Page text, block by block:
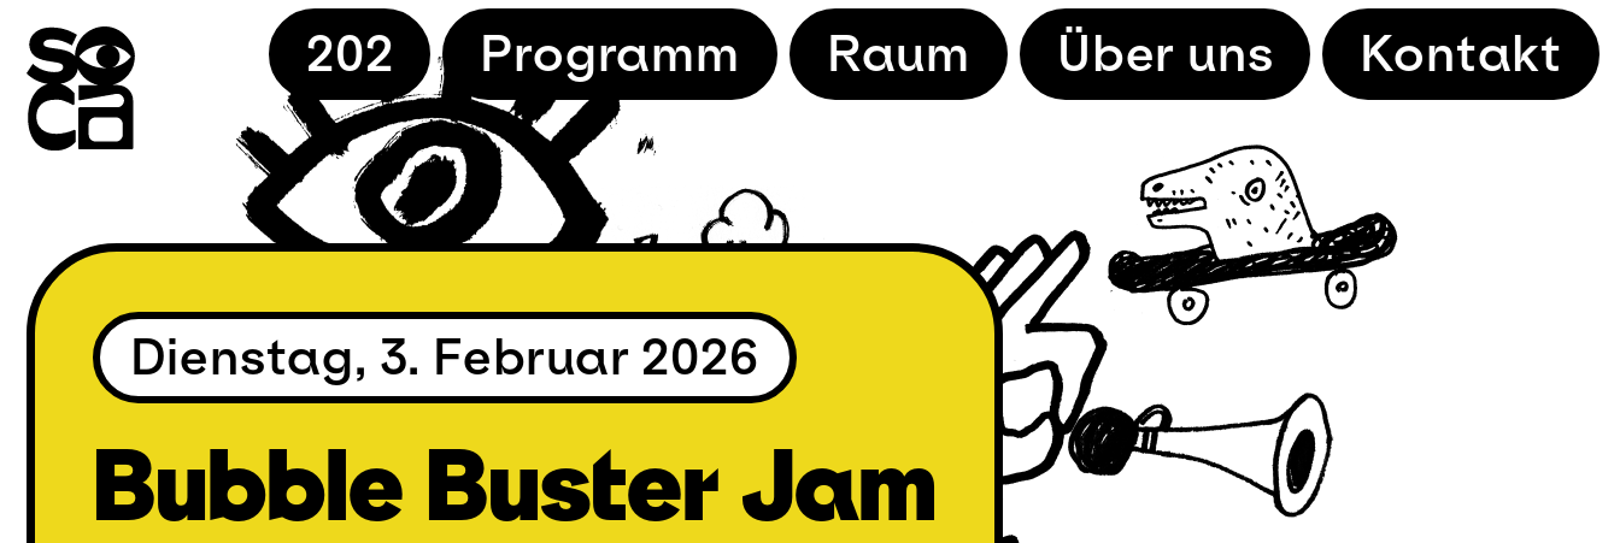
Skip
to
202 Programm Raum Über uns Kontakt
Dienstag, 3. Februar 2026
Bubble Buster Jam